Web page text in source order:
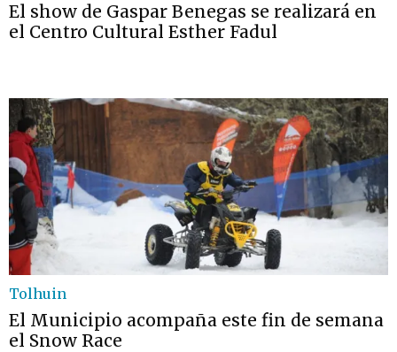
El show de Gaspar Benegas se realizará en
el Centro Cultural Esther Fadul
Tolhuin
El Municipio acompaña este fin de semana
el Snow Race